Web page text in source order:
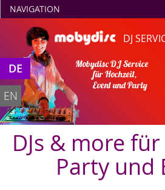
DJ
Mobydisc DJ Service
für Hochzeit,
Event und Party
NAVIGATION
DE
EN
DJs & more
Party und